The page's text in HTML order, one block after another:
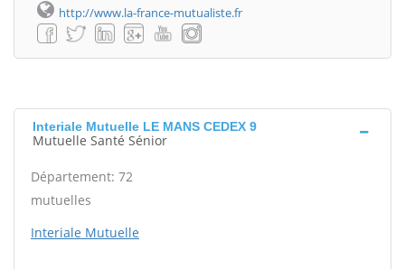
http://www.la-france-mutualiste.fr
Interiale Mutuelle LE MANS CEDEX 9
Mutuelle Santé Sénior
Département: 72
mutuelles
Interiale Mutuelle